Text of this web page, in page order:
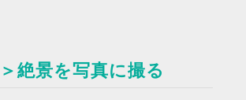
絶景を写真に撮る